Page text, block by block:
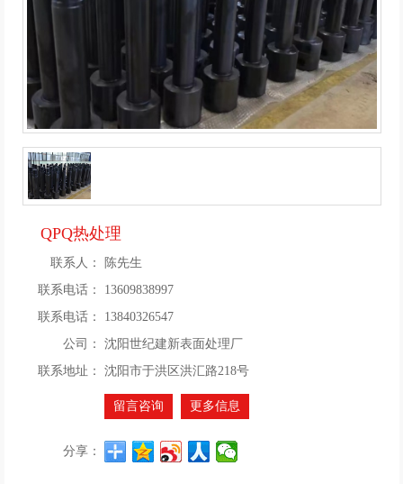
QPQ热处理
联系人：
陈先生
联系电话：
13609838997
联系电话：
13840326547
公司：
沈阳世纪建新表面处理厂
联系地址：
沈阳市于洪区洪汇路218号
留言咨询 更多信息
分享：